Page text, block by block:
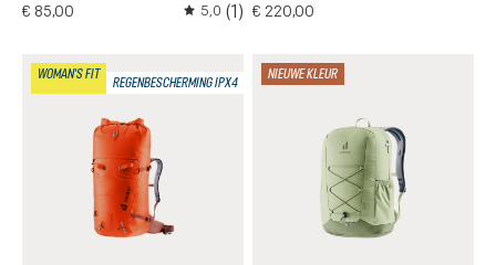
€ 85,00
Gemiddelde waardering van 5 van 5 sterren
5,0 (1) € 220,00
WOMAN'S FIT
REGENBESCHERMING IPX4
NIEUWE KLEUR